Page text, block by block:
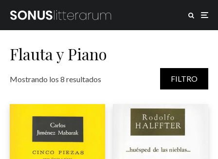
Flauta y Piano
Mostrando los 8 resultados Ordenado por puntuación media
FILTRO